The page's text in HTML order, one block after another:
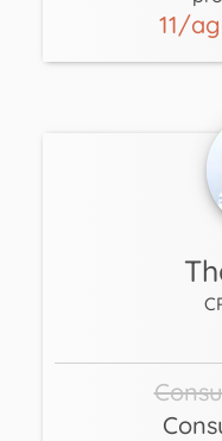
11/